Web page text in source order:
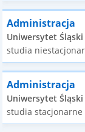
Administracja
Uniwersytet
studia
Administracja
Uniwersytet
studia stacjonarne